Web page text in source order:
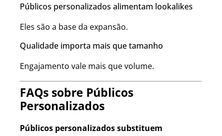
Públicos personalizados alimentam lookalikes
Eles são a base da expansão.
Qualidade importa mais que tamanho
Engajamento vale mais que volume.
FAQs sobre Públicos
Personalizados
Públicos personalizados substituem